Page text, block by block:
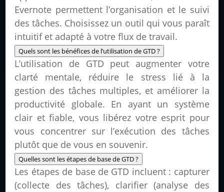
Evernote permettent l’organisation et le suivi
des tâches. Choisissez un outil qui vous paraît
intuitif et adapté à votre flux de travail.
Quels sont les bénéfices de l’utilisation de GTD ?
L’utilisation de GTD peut augmenter votre
clarté mentale, réduire le stress lié à la
gestion des tâches multiples, et améliorer la
productivité globale. En ayant un système
clair et fiable, vous libérez votre esprit pour
vous concentrer sur l’exécution des tâches
plutôt que de vous en souvenir.
Quelles sont les étapes de base de GTD ?
Les étapes de base de GTD incluent : capturer
(collecte des tâches), clarifier (analyse des